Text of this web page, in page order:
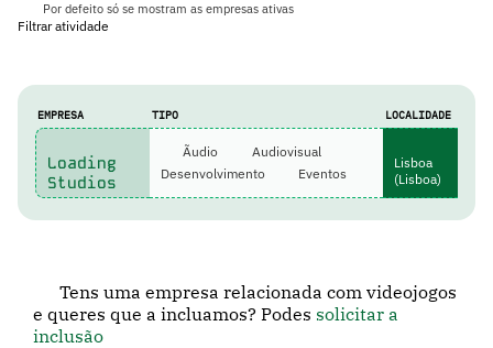
Por defeito só se mostram as empresas ativas
Filtrar atividade
EMPRESA TIPO LOCALIDADE
Loading
Studios
Ãudio
Audiovisual
Desenvolvimento
Eventos
Lisboa
(Lisboa)
Tens uma empresa relacionada com videojogos
e queres que a incluamos? Podes solicitar a
inclusão